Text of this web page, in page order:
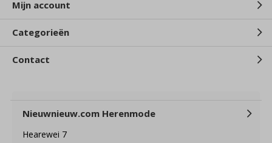
Mijn account
Categorieën
Contact
Nieuwnieuw.com Herenmode
Hearewei 7